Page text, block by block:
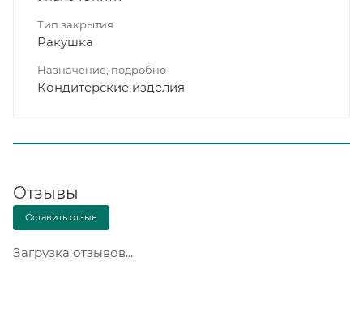
Тип закрытия
Ракушка
Назначение, подробно
Кондитерские изделия
Отзывы
Оставить отзыв
Загрузка отзывов...